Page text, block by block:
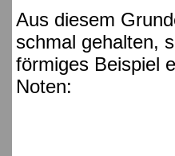
Aus diesem
schmal gehalten,
förmiges Beispiel
Noten: